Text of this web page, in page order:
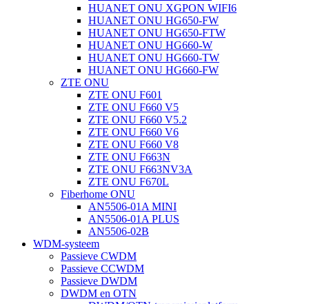
HUANET ONU XGPON WIFI6
HUANET ONU HG650-FW
HUANET ONU HG650-FTW
HUANET ONU HG660-W
HUANET ONU HG660-TW
HUANET ONU HG660-FW
ZTE ONU
ZTE ONU F601
ZTE ONU F660 V5
ZTE ONU F660 V5.2
ZTE ONU F660 V6
ZTE ONU F660 V8
ZTE ONU F663N
ZTE ONU F663NV3A
ZTE ONU F670L
Fiberhome ONU
AN5506-01A MINI
AN5506-01A PLUS
AN5506-02B
WDM-systeem
Passieve CWDM
Passieve CCWDM
Passieve DWDM
DWDM en OTN